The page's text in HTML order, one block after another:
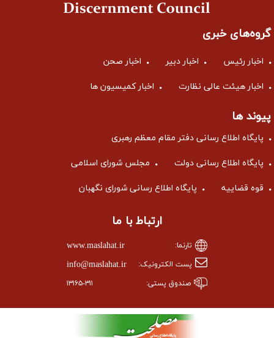
گروه‌های خبری
اخبار رئیس اخبار دبیر اخبار صحن
اخبار هیئت عالی نظارت اخبار کمیسیون ها
پیوند ها
پایگاه اطلاع رسانی دفتر مقام معظم رهبری
پایگاه اطلاع رسانی دولت مجلس شورای اسلامی
قوه قضاییه پایگاه اطلاع رسانی شورای نگهبان
ارتباط با ما
تارنما: www.maslahat.ir
پست الکترونیک: info@maslahat.ir
صندوق پستی: ۱۳۱۶۵-۳۱۱